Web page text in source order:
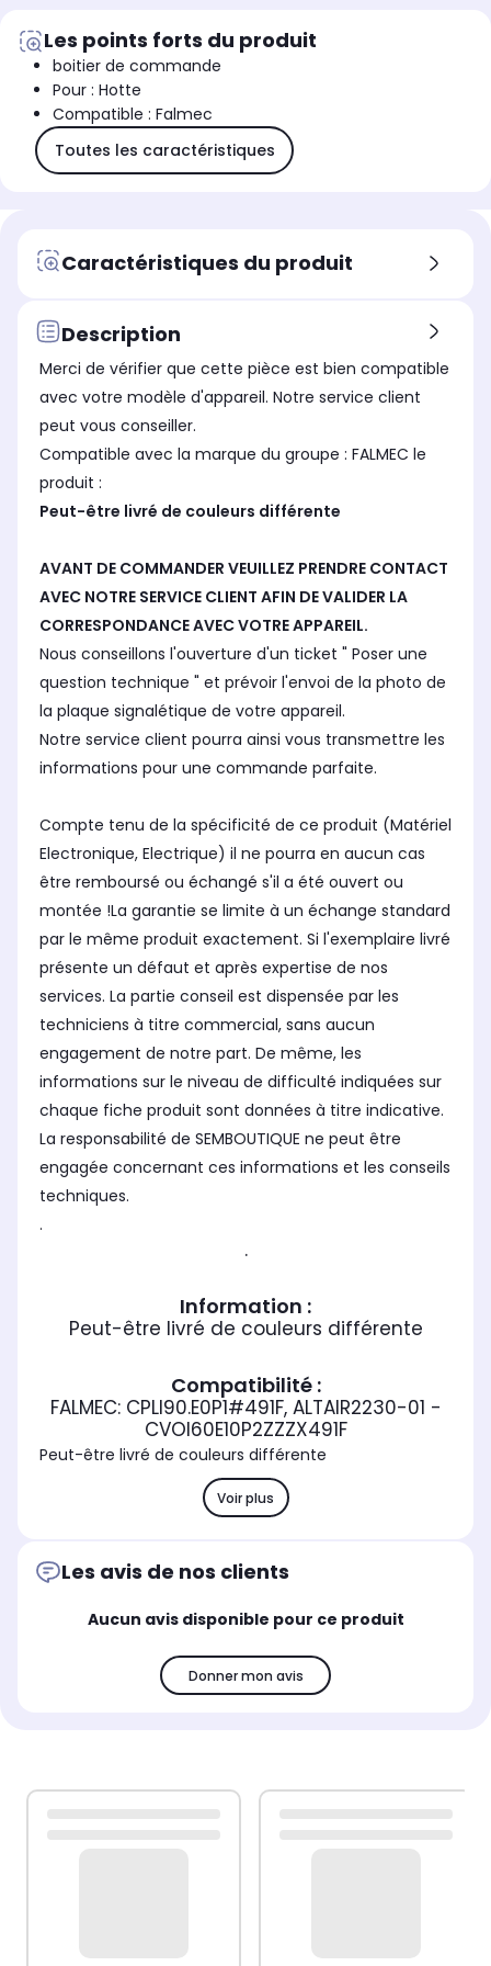
Les points forts du produit
boitier de commande
Pour : Hotte
Compatible : Falmec
Toutes les caractéristiques
Caractéristiques du produit
Description
Merci de vérifier que cette pièce est bien compatible
avec votre modèle d'appareil. Notre service client
peut vous conseiller.
Compatible avec la marque du groupe : FALMEC le
produit :
Peut-être livré de couleurs différente
AVANT DE COMMANDER VEUILLEZ PRENDRE CONTACT
AVEC NOTRE SERVICE CLIENT AFIN DE VALIDER LA
CORRESPONDANCE AVEC VOTRE APPAREIL.
Nous conseillons l'ouverture d'un ticket " Poser une
question technique " et prévoir l'envoi de la photo de
la plaque signalétique de votre appareil.
Notre service client pourra ainsi vous transmettre les
informations pour une commande parfaite.
Compte tenu de la spécificité de ce produit (Matériel
Electronique, Electrique) il ne pourra en aucun cas
être remboursé ou échangé s'il a été ouvert ou
montée !La garantie se limite à un échange standard
par le même produit exactement. Si l'exemplaire livré
présente un défaut et après expertise de nos
services. La partie conseil est dispensée par les
techniciens à titre commercial, sans aucun
engagement de notre part. De même, les
informations sur le niveau de difficulté indiquées sur
chaque fiche produit sont données à titre indicative.
La responsabilité de SEMBOUTIQUE ne peut être
engagée concernant ces informations et les conseils
techniques.
.
.
Information :
Peut-être livré de couleurs différente
Compatibilité :
FALMEC: CPLI90.E0P1#491F, ALTAIR2230-01 -
CVOI60E10P2ZZZX491F
Peut-être livré de couleurs différente
Voir plus
Les avis de nos clients
Aucun avis disponible pour ce produit
Donner mon avis